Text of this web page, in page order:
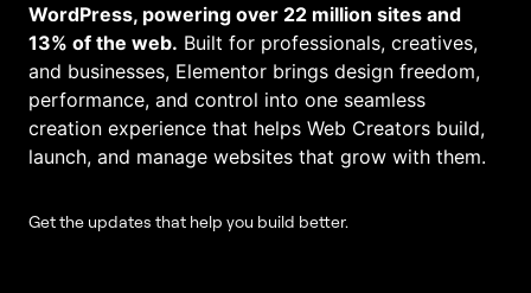
WordPress, powering over 22 million sites and
13% of the web. Built for professionals, creatives,
and businesses, Elementor brings design freedom,
performance, and control into one seamless
creation experience that helps Web Creators build,
launch, and manage websites that grow with them.
Get the updates that help you build better.